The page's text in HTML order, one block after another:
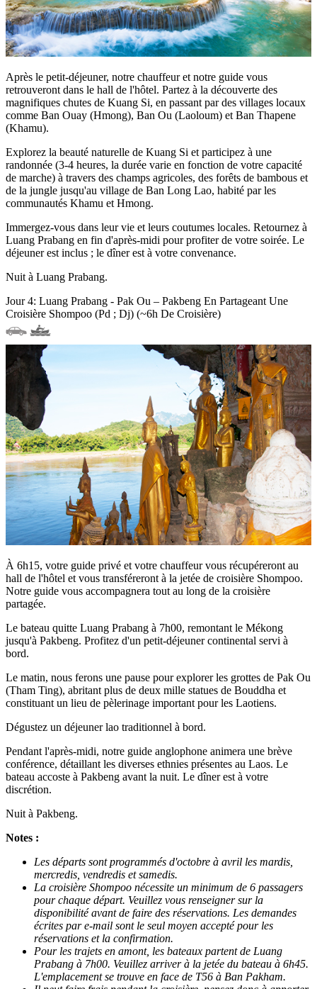
Après le petit-déjeuner, notre chauffeur et notre guide vous
retrouveront dans le hall de l'hôtel. Partez à la découverte des
magnifiques chutes de Kuang Si, en passant par des villages locaux
comme Ban Ouay (Hmong), Ban Ou (Laoloum) et Ban Thapene
(Khamu).
Explorez la beauté naturelle de Kuang Si et participez à une
randonnée (3-4 heures, la durée varie en fonction de votre capacité
de marche) à travers des champs agricoles, des forêts de bambous et
de la jungle jusqu'au village de Ban Long Lao, habité par les
communautés Khamu et Hmong.
Immergez-vous dans leur vie et leurs coutumes locales. Retournez à
Luang Prabang en fin d'après-midi pour profiter de votre soirée. Le
déjeuner est inclus ; le dîner est à votre convenance.
Nuit à Luang Prabang.
Jour 4: Luang Prabang - Pak Ou – Pakbeng En Partageant Une
Croisière Shompoo (Pd ; Dj) (~6h De Croisière)
À 6h15, votre guide privé et votre chauffeur vous récupéreront au
hall de l'hôtel et vous transféreront à la jetée de croisière Shompoo.
Notre guide vous accompagnera tout au long de la croisière
partagée.
Le bateau quitte Luang Prabang à 7h00, remontant le Mékong
jusqu'à Pakbeng. Profitez d'un petit-déjeuner continental servi à
bord.
Le matin, nous ferons une pause pour explorer les grottes de Pak Ou
(Tham Ting), abritant plus de deux mille statues de Bouddha et
constituant un lieu de pèlerinage important pour les Laotiens.
Dégustez un déjeuner lao traditionnel à bord.
Pendant l'après-midi, notre guide anglophone animera une brève
conférence, détaillant les diverses ethnies présentes au Laos. Le
bateau accoste à Pakbeng avant la nuit. Le dîner est à votre
discrétion.
Nuit à Pakbeng.
Notes :
Les départs sont programmés d'octobre à avril les mardis,
mercredis, vendredis et samedis.
La croisière Shompoo nécessite un minimum de 6 passagers
pour chaque départ. Veuillez vous renseigner sur la
disponibilité avant de faire des réservations. Les demandes
écrites par e-mail sont le seul moyen accepté pour les
réservations et la confirmation.
Pour les trajets en amont, les bateaux partent de Luang
Prabang à 7h00. Veuillez arriver à la jetée du bateau à 6h45.
L'emplacement se trouve en face de T56 à Ban Pakham.